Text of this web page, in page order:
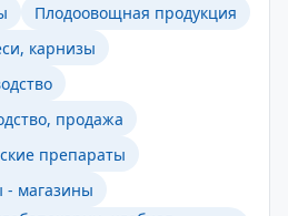
Плодоовощная продукция
карнизы
продажа
препараты
- магазины